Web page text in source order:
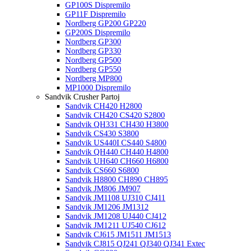
GP100S Dispremilo
GP11F Dispremilo
Nordberg GP200 GP220
GP200S Dispremilo
Nordberg GP300
Nordberg GP330
Nordberg GP500
Nordberg GP550
Nordberg MP800
MP1000 Dispremilo
Sandvik Crusher Partoj
Sandvik CH420 H2800
Sandvik CH420 CS420 S2800
Sandvik QH331 CH430 H3800
Sandvik CS430 S3800
Sandvik US440I CS440 S4800
Sandvik QH440 CH440 H4800
Sandvik UH640 CH660 H6800
Sandvik CS660 S6800
Sandvik H8800 CH890 CH895
Sandvik JM806 JM907
Sandvik JM1108 UJ310 CJ411
Sandvik JM1206 JM1312
Sandvik JM1208 UJ440 CJ412
Sandvik JM1211 UJ540 CJ612
Sandvik CJ615 JM1511 JM1513
Sandvik CJ815 QJ241 QJ340 QJ341 Extec